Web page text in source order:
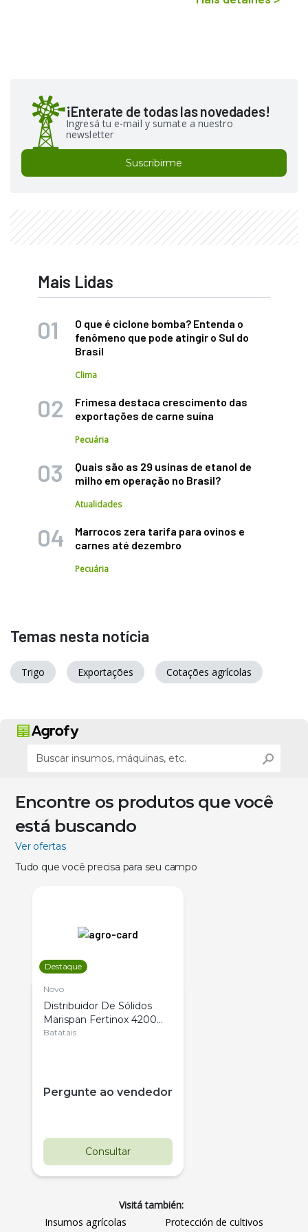
¡Enterate de todas las novedades!
Ingresá tu e-mail y sumate a nuestro
newsletter
Suscribirme
Mais Lidas
O que é ciclone bomba? Entenda o
fenômeno que pode atingir o Sul do
Brasil
Clima
Frimesa destaca crescimento das
exportações de carne suína
Pecuária
Quais são as 29 usinas de etanol de
milho em operação no Brasil?
Atualidades
Marrocos zera tarifa para ovinos e
carnes até dezembro
Pecuária
Temas nesta notícia
Trigo Exportações Cotações agrícolas
Encontre os produtos que você
está buscando
Ver ofertas
Tudo que você precisa para seu campo
Destaque
Novo
Distribuidor De Sólidos
Marispan Fertinox 4200
Citrus
Batatais
Pergunte ao vendedor
Consultar
Visitá también:
Insumos agrícolas
Protección de cultivos